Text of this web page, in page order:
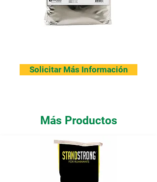
Solicitar Más Información
Más Productos